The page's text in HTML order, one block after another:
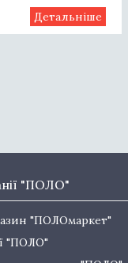
"ПОЛО"
"ПОЛОмаркет"
"ПОЛО"